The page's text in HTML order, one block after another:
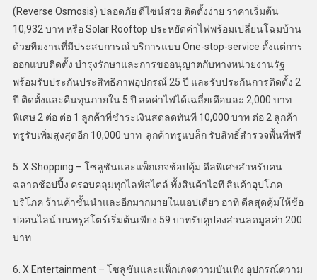
(Reverse Osmosis) ปลอดภัย ดีไซน์สวย ติดตั้งง่าย ราคาเริ่มต้น
10,932 บาท หรือ Solar Rooftop ประหยัดค่าไฟพร้อมเปลี่ยนโฉมบ้าน
ด้วยทีมงานที่มีประสบการณ์ บริการแบบ One-stop-service ตั้งแต่การ
ออกแบบติดตั้ง บำรุงรักษาและการขออนุญาตกับทางหน่วยงานรัฐ
พร้อมรับประกันประสิทธิภาพอุปกรณ์ 25 ปี และรับประกันการติดตั้ง 2
ปี ติดตั้งและคืนทุนภายใน 5 ปี ลดค่าไฟได้เฉลี่ยเดือนละ 2,000 บาท
พิเศษ 2 ต่อ ต่อ 1 ลูกค้าที่ชำระเงินสดลดทันที 10,000 บาท ต่อ 2 ลูกค้า
ทรูรับเพิ่มสูงสุดอีก 10,000 บาท ลูกค้าทรูแบล็ก รับสิทธิ์สำรวจพื้นที่ฟรี
5. X Shopping – โซลูชันและแพ็กเกจช้อปคุ้ม ดีลพิเศษสำหรับคน
ฉลาดช้อปปิ้ง ครอบคลุมทุกไลฟ์สไตล์ ทั้งสินค้าไอที สินค้าอุปโภค
บริโภค ร้านค้าชั้นนำและอีกมากมายในแอปเดียว อาทิ ดีลสุดคุ้มให้ช้อ
ปออนไลน์ บนทรูสโตร์เริ่มต้นเพียง 59 บาทรับคูปองส่วนลดมูลค่า 200
บาท
6. X Entertainment – โซลูชันและแพ็กเกจความบันเทิง อุปกรณ์ความ